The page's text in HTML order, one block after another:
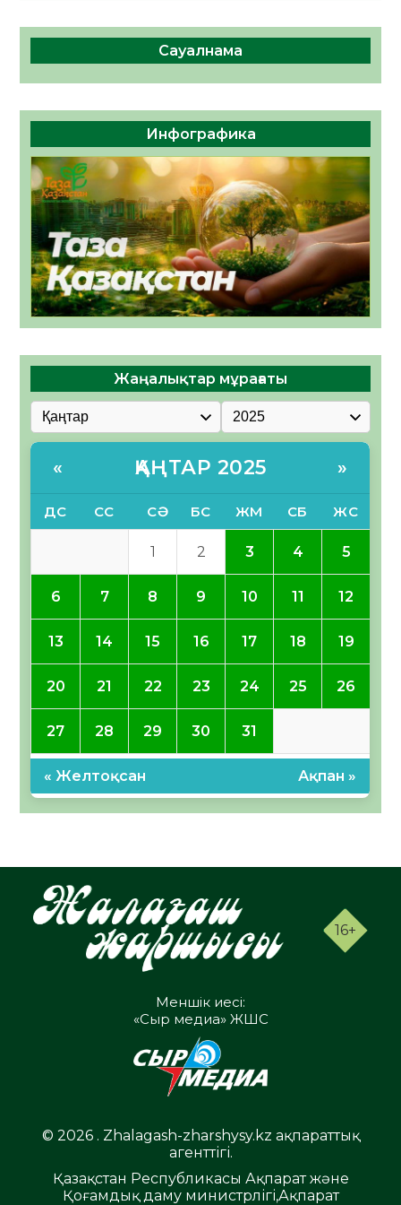
Сауалнама
Инфографика
Жаңалықтар мұрағаты
« ҚАҢТАР 2025 »
ДС СС СӘ БС ЖМ СБ ЖС
1 2 3 4 5
6 7 8 9 10 11 12
13 14 15 16 17 18 19
20 21 22 23 24 25 26
27 28 29 30 31
« Желтоқсан Ақпан »
16+
Меншік иесі:
«Сыр медиа» ЖШС
© 2026 . Zhalagash-zharshysy.kz ақпараттық
агенттігі.
Қазақстан Республикасы Ақпарат және
Қоғамдық даму министрлігі,Ақпарат